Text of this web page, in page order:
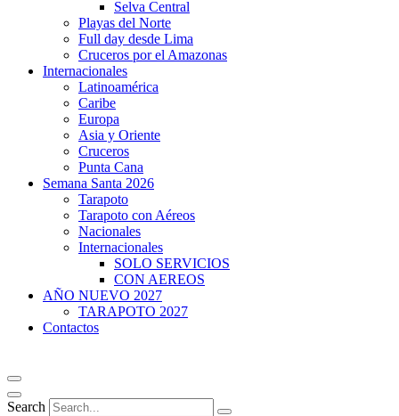
Selva Central
Playas del Norte
Full day desde Lima
Cruceros por el Amazonas
Internacionales
Latinoamérica
Caribe
Europa
Asia y Oriente
Cruceros
Punta Cana
Semana Santa 2026
Tarapoto
Tarapoto con Aéreos
Nacionales
Internacionales
SOLO SERVICIOS
CON AEREOS
AÑO NUEVO 2027
TARAPOTO 2027
Contactos
Search